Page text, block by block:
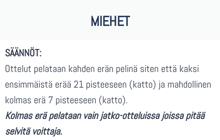
MIEHET
SÄÄNNÖT:
Ottelut pelataan kahden erän pelinä siten että kaksi
ensimmäistä erää 21 pisteeseen (katto) ja mahdollinen
kolmas erä 7 pisteeseen (katto).
Kolmas erä pelataan vain jatko-otteluissa joissa pitää
selvitä voittaja.